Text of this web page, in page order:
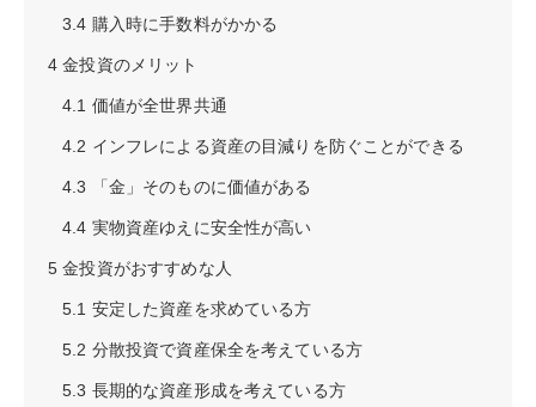
3.4 購入時に手数料がかかる
4 金投資のメリット
4.1 価値が全世界共通
4.2 インフレによる資産の目減りを防ぐことができる
4.3 「金」そのものに価値がある
4.4 実物資産ゆえに安全性が高い
5 金投資がおすすめな人
5.1 安定した資産を求めている方
5.2 分散投資で資産保全を考えている方
5.3 長期的な資産形成を考えている方